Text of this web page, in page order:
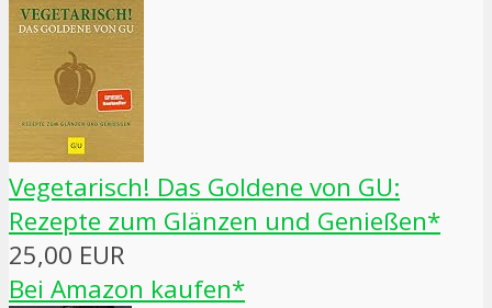
Vegetarisch! Das Goldene von GU:
Rezepte zum Glänzen und Genießen*
25,00 EUR
Bei Amazon kaufen*